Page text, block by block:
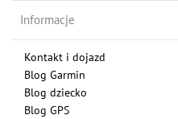
Informacje
Kontakt i dojazd
Blog Garmin
Blog dziecko
Blog GPS